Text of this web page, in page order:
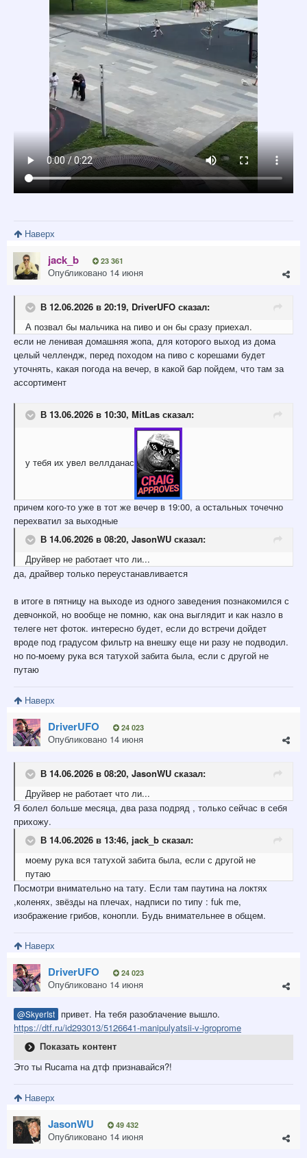
Наверх
jack_b 23 361
Опубликовано 14 июня
В 12.06.2026 в 20:19, DriverUFO сказал:
А позвал бы мальчика на пиво и он бы сразу приехал.
если не ленивая домашняя жопа, для которого выход из дома
целый челлендж, перед походом на пиво с корешами будет
уточнять, какая погода на вечер, в какой бар пойдем, что там за
ассортимент
В 13.06.2026 в 10:30, MitLas сказал:
у тебя их увел веллданас
причем кого-то уже в тот же вечер в 19:00, а остальных точечно
перехватил за выходные
В 14.06.2026 в 08:20, JasonWU сказал:
Друйвер не работает что ли...
да, драйвер только переустанавливается
в итоге в пятницу на выходе из одного заведения познакомился с
девчонкой, но вообще не помню, как она выглядит и как назло в
телеге нет фоток. интересно будет, если до встречи дойдет
вроде под градусом фильтр на внешку еще ни разу не подводил.
но по-моему рука вся татухой забита была, если с другой не
путаю
Наверх
DriverUFO 24 023
Опубликовано 14 июня
В 14.06.2026 в 08:20, JasonWU сказал:
Друйвер не работает что ли...
Я болел больше месяца, два раза подряд , только сейчас в себя
прихожу.
В 14.06.2026 в 13:46, jack_b сказал:
моему рука вся татухой забита была, если с другой не
путаю
Посмотри внимательно на тату. Если там паутина на локтях
,коленях, звёзды на плечах, надписи по типу : fuk me,
изображение грибов, конопли. Будь внимательнее в общем.
Наверх
DriverUFO 24 023
Опубликовано 14 июня
@SkyerIst
привет. На тебя разоблачение вышло.
https://dtf.ru/id293013/5126641-manipulyatsii-v-igroprome
Показать контент
Это ты Rucama на дтф признавайся?!
Наверх
JasonWU 49 432
Опубликовано 14 июня